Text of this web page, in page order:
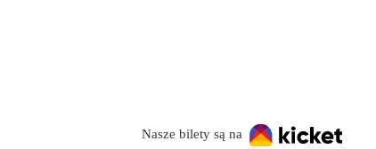
Nasze bilety są na